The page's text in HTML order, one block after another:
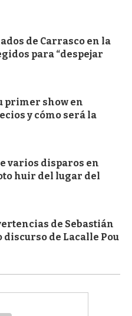
de Carrasco en la
para “despejar
primer show en
y cómo será la
varios disparos en
huir del lugar del
de Sebastián
discurso de Lacalle Pou